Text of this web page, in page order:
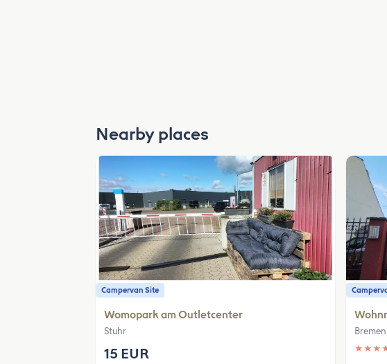
Nearby places
Campervan Site
Womopark am Outletcenter
Stuhr
15 EUR
Bremen
★ ★ ★